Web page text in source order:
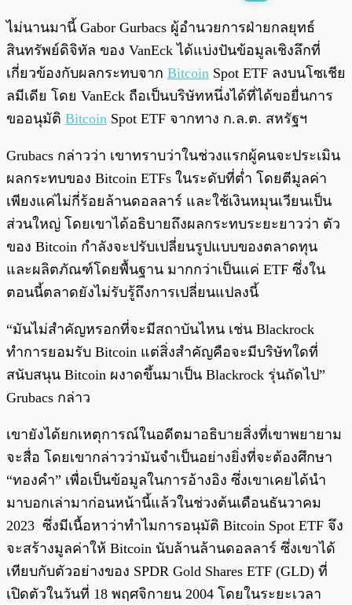
พร้อมเล่น 0:00
ไม่นานมานี้ Gabor Gurbacs ผู้อำนวยการฝ่ายกลยุทธ์
สินทรัพย์ดิจิทัล ของ VanEck ได้แบ่งปันข้อมูลเชิงลึกที่
เกี่ยวข้องกับผลกระทบจาก Bitcoin Spot ETF ลงบนโซเชีย
ลมีเดีย โดย VanEck ถือเป็นบริษัทหนึ่งได้ที่ได้ขอยื่นการ
ขออนุมัติ Bitcoin Spot ETF จากทาง ก.ล.ต. สหรัฐฯ
Grubacs กล่าวว่า เขาทราบว่าในช่วงแรกผู้คนจะประเมิน
ผลกระทบของ Bitcoin ETFs ในระดับที่ต่ำ โดยตีมูลค่า
เพียงแค่ไม่กี่ร้อยล้านดอลลาร์ และใช้เงินหมุนเวียนเป็น
ส่วนใหญ่ โดยเขาได้อธิบายถึงผลกระทบระยะยาวว่า ตัว
ของ Bitcoin กำลังจะปรับเปลี่ยนรูปแบบของตลาดทุน
และผลิตภัณฑ์โดยพื้นฐาน มากกว่าเป็นแค่ ETF ซึ่งใน
ตอนนี้ตลาดยังไม่รับรู้ถึงการเปลี่ยนแปลงนี้
“มันไม่สำคัญหรอกที่จะมีสถาบันไหน เช่น Blackrock
ทำการยอมรับ Bitcoin แต่สิ่งสำคัญคือจะมีบริษัทใดที่
สนับสนุน Bitcoin ผงาดขึ้นมาเป็น Blackrock รุ่นถัดไป”
Grubacs กล่าว
เขายังได้ยกเหตุการณ์ในอดีตมาอธิบายสิ่งที่เขาพยายาม
จะสื่อ โดยเขากล่าวว่ามันจำเป็นอย่างยิ่งที่จะต้องศึกษา
“ทองคำ” เพื่อเป็นข้อมูลในการอ้างอิง ซึ่งเขาเคยได้นำ
มาบอกเล่ามาก่อนหน้านี้แล้วในช่วงต้นเดือนธันวาคม
2023 ซึ่งมีเนื้อหาว่าทำไมการอนุมัติ Bitcoin Spot ETF จึง
จะสร้างมูลค่าให้ Bitcoin นับล้านล้านดอลลาร์ ซึ่งเขาได้
เทียบกับตัวอย่างของ SPDR Gold Shares ETF (GLD) ที่
เปิดตัวในวันที่ 18 พฤศจิกายน 2004 โดยในระยะเวลา